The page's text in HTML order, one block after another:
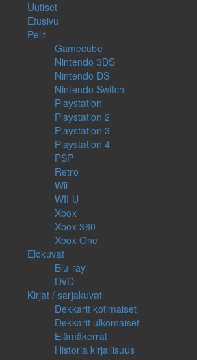
Uutiset
Etusivu
Pelit
Gamecube
Nintendo 3DS
Nintendo DS
Nintendo Switch
Playstation
Playstation 2
Playstation 3
Playstation 4
PSP
Retro
Wii
WII U
Xbox
Xbox 360
Xbox One
Elokuvat
Blu-ray
DVD
Kirjat / sarjakuvat
Dekkarit kotimaiset
Dekkarit ulkomaiset
Elämäkerrat
Historia kirjallisuus